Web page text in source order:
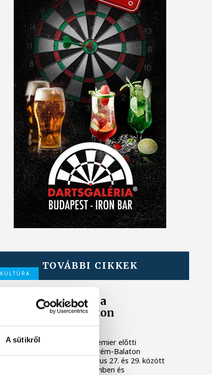
A sütikről
TOVÁBBI CIKKEK
KULTÚRA
Filmpremierek a
Veszprém-Balaton
Filmpikniken
Két premierrel és egy premier előtti
vetítéssel készül a Veszprém-Balaton
Filmpiknik, amely augusztus 27. és 29. között
várja a nézőket Veszprémben és